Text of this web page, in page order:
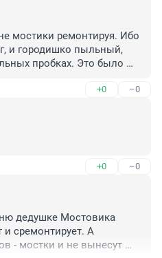
мостики ремонтируя. Ибо
и городишко пыльный,
пробках. Это было
+0 –0
+0 –0
дедушке Мостовика
сремонтирует. А
- мостки и не вынесут